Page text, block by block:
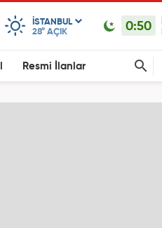
ISTANBUL
28° AÇIK 0:50
Resmi İlanlar